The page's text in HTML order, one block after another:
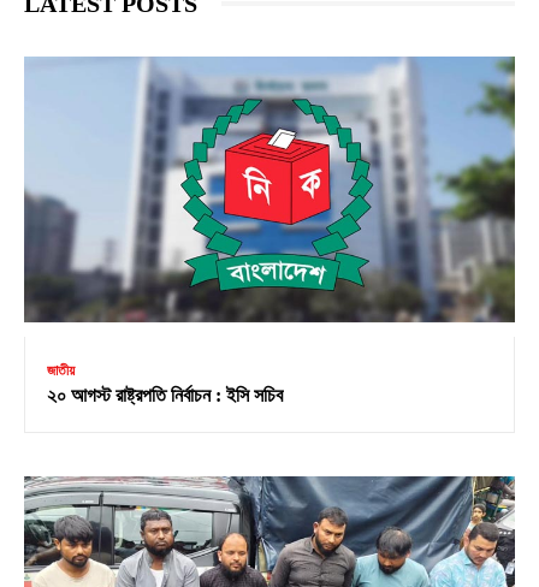
জাতীয়
২০ আগস্ট রাষ্ট্রপতি নির্বাচন : ইসি সচিব